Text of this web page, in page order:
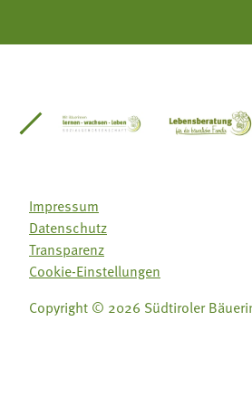
Südtirol
Gärtnervereinigung
Sozialgenossenschaft
Impressum
Datenschutz
Transparenz
Cookie-Einstellungen
Copyright © 2026 Südtiroler